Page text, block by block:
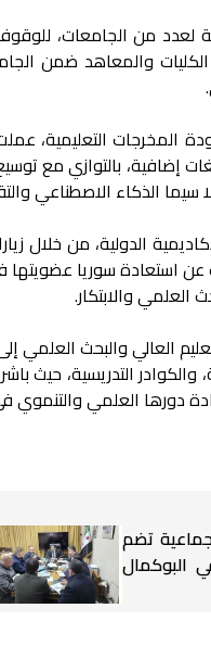
لعدد من الجامعات، للوقوف
والمعاهد ضمن
المخرجات التعليمية،
بالتوازي مع
الذكاء الاصطناعي
الدولية، من
استعادة سوريا عضويتها
العلمي والابتكار.
العالي والبحث العلمي
والكوادر التدريسية، حيث
دورها العلمي
تضم
في البوكمال